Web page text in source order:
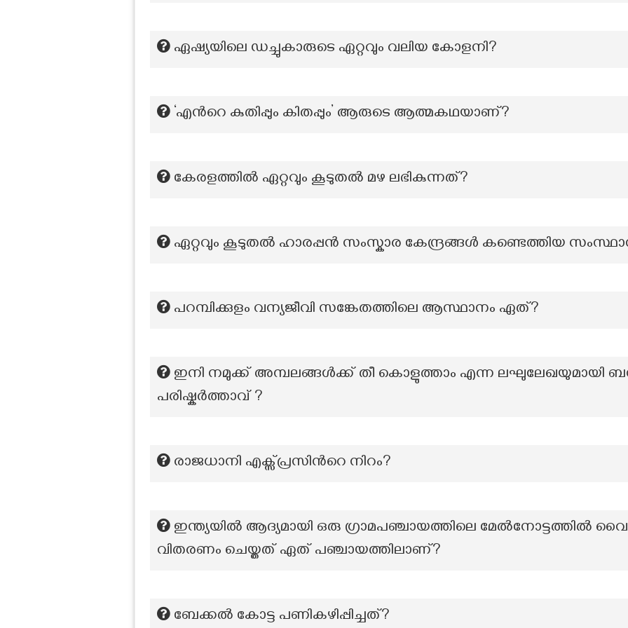
ഏഷ്യയിലെ ഡച്ചുകാരുടെ ഏറ്റവും വലിയ കോളനി?
‘എന്‍റെ കുതിപ്പും കിതപ്പും’ ആരുടെ ആത്മകഥയാണ്?
കേരളത്തിൽ ഏറ്റവും കൂടുതൽ മഴ ലഭികുന്നത്?
ഏറ്റവും കൂടുതൽ ഹാരപ്പൻ സംസ്കാര കേന്ദ്രങ്ങൾ കണ്ടെത്തിയ
പറമ്പിക്കുളം വന്യജീവി സങ്കേതത്തിലെ ആസ്ഥാനം ഏത്?
ഇനി നമുക്ക് അമ്പലങ്ങൾക്ക് തീ കൊളുത്താം എന്ന ലഘുലേഖയുമായി
പരിഷ്കർത്താവ് ?
രാജധാനി എക്സ്പ്രസിന്‍റെ നിറം?
ഇന്ത്യയിൽ ആദ്യമായി ഒരു ഗ്രാമപഞ്ചായത്തിലെ മേൽനോട്ടത്തിൽ
വിതരണം ചെയ്തത് ഏത് പഞ്ചായത്തിലാണ്?
ബേക്കൽ കോട്ട പണികഴിപ്പിച്ചത്?